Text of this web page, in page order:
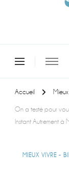
Accueil
On a testé pour
Instant Autrement
MIEUX VIVRE -